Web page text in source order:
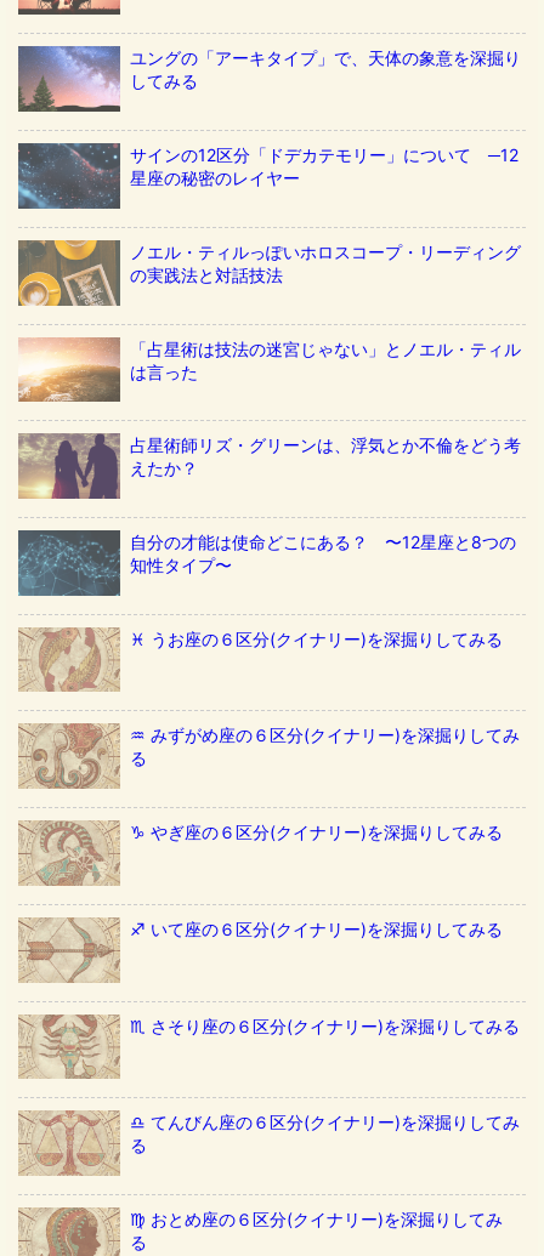
ユングの「アーキタイプ」で、天体の象意を深掘り
してみる
サインの12区分「ドデカテモリー」について ─12
星座の秘密のレイヤー
ノエル・ティルっぽいホロスコープ・リーディング
の実践法と対話技法
「占星術は技法の迷宮じゃない」とノエル・ティル
は言った
占星術師リズ・グリーンは、浮気とか不倫をどう考
えたか？
自分の才能は使命どこにある？ 〜12星座と8つの
知性タイプ〜
♓️ うお座の６区分(クイナリー)を深掘りしてみる
♒️ みずがめ座の６区分(クイナリー)を深掘りしてみ
る
♑️ やぎ座の６区分(クイナリー)を深掘りしてみる
♐️ いて座の６区分(クイナリー)を深掘りしてみる
♏️ さそり座の６区分(クイナリー)を深掘りしてみる
♎️ てんびん座の６区分(クイナリー)を深掘りしてみ
る
♍️ おとめ座の６区分(クイナリー)を深掘りしてみ
る